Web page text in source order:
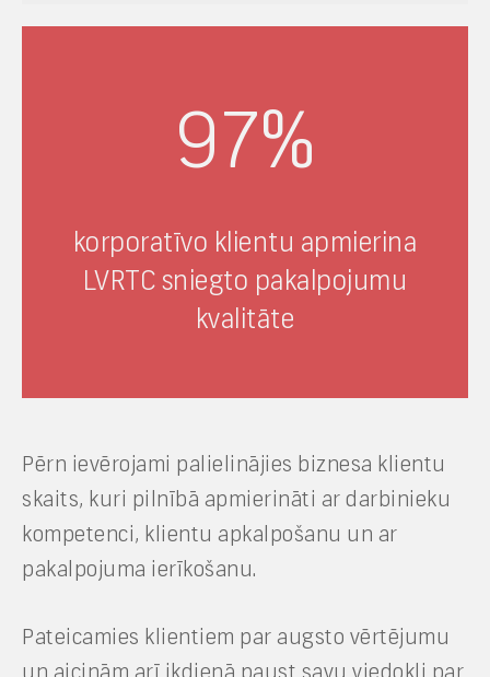
97%
korporatīvo klientu apmierina
LVRTC sniegto pakalpojumu
kvalitāte
Pērn ievērojami palielinājies biznesa klientu
skaits, kuri pilnībā apmierināti ar darbinieku
kompetenci, klientu apkalpošanu un ar
pakalpojuma ierīkošanu.
Pateicamies klientiem par augsto vērtējumu